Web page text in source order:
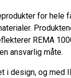
for hele
REMA
ansvarlig måte.
design, og med